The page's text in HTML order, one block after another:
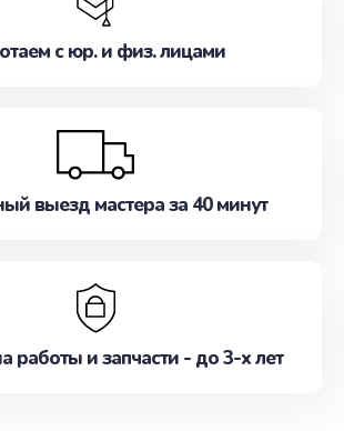
с юр. и физ. лицами
выезд мастера за 40 минут
работы и запчасти - до 3-х лет